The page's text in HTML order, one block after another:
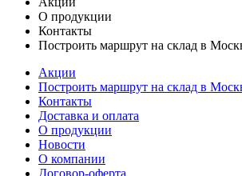
О продукции
Контакты
Построить маршрут на склад в
Акции
Построить маршрут на склад в
Контакты
Доставка и оплата
О продукции
Новости
О компании
Договор-оферта